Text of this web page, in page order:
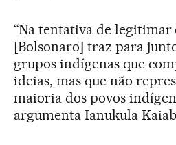
“Na tentativa de legitimar
[Bolsonaro] traz para
grupos indígenas que
ideias, mas que não
maioria dos povos
argumenta Ianukula